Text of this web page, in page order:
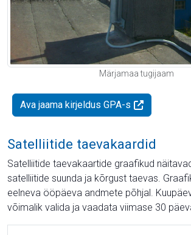
Märjamaa tugijaam
Ava jaama kirjeldus GPA-s
Satelliitide taevakaardid
Satelliitide taevakaartide graafikud
satelliitide suunda ja kõrgust taevas.
eelneva ööpäeva andmete põhjal.
võimalik valida ja vaadata viimase 30